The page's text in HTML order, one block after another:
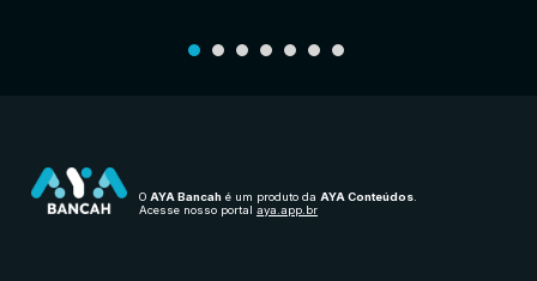
O AYA Bancah é um produto da AYA Conteúdos.
Acesse nosso portal aya.app.br